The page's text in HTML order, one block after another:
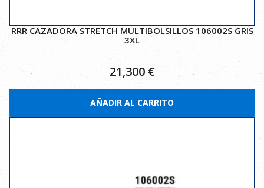
RRR CAZADORA STRETCH MULTIBOLSILLOS 106002S GRIS
3XL
21,300 €
AÑADIR AL CARRITO